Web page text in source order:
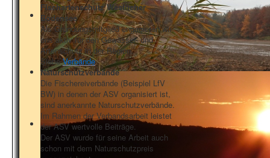
Fischartenschutz Westlicher
Bodensee
Als Gründungsmitglied engagieren wir
uns aktiv für den Gewässer- und
Artenschutz in der Region.
SieheVerbände
Naturschutzverbände
Die Fischereiverbände (Beispiel LfV
BW) in denen der ASV organisiert ist,
sind anerkannte Naturschutzverbände.
Im Rahmen der Verbandsarbeit leistet
der ASV wertvolle Beiträge.
Der ASV wurde für seine Arbeit auch
schon mit dem Naturschutzpreis